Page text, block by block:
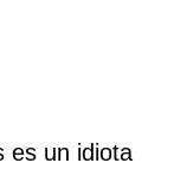
es un idiota